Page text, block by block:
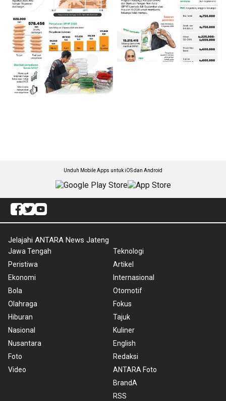
Unduh Mobile Apps untuk iOS dan Android
Jelajahi ANTARA News Jateng
Jawa Tengah
Peristiwa
Ekonomi
Bola
Olahraga
Hiburan
Nasional
Nusantara
Foto
Video
Teknologi
Artikel
Internasional
Otomotif
Fokus
Tajuk
Kuliner
English
Redaksi
ANTARA Foto
BrandA
RSS